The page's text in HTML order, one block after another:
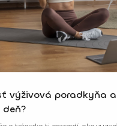
výživová poradkyňa